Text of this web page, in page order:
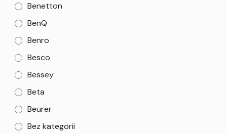
Benetton
BenQ
Benro
Besco
Bessey
Beta
Beurer
Bez kategorii